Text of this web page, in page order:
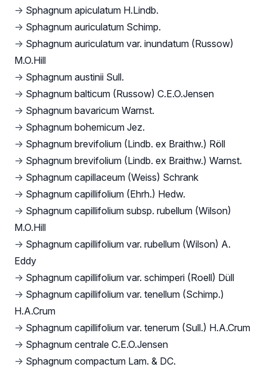
→ Sphagnum apiculatum H.Lindb.
→ Sphagnum auriculatum Schimp.
→ Sphagnum auriculatum var. inundatum (Russow)
M.O.Hill
→ Sphagnum austinii Sull.
→ Sphagnum balticum (Russow) C.E.O.Jensen
→ Sphagnum bavaricum Warnst.
→ Sphagnum bohemicum Jez.
→ Sphagnum brevifolium (Lindb. ex Braithw.) Röll
→ Sphagnum brevifolium (Lindb. ex Braithw.) Warnst.
→ Sphagnum capillaceum (Weiss) Schrank
→ Sphagnum capillifolium (Ehrh.) Hedw.
→ Sphagnum capillifolium subsp. rubellum (Wilson)
M.O.Hill
→ Sphagnum capillifolium var. rubellum (Wilson) A.
Eddy
→ Sphagnum capillifolium var. schimperi (Roell) Düll
→ Sphagnum capillifolium var. tenellum (Schimp.)
H.A.Crum
→ Sphagnum capillifolium var. tenerum (Sull.) H.A.Crum
→ Sphagnum centrale C.E.O.Jensen
→ Sphagnum compactum Lam. & DC.